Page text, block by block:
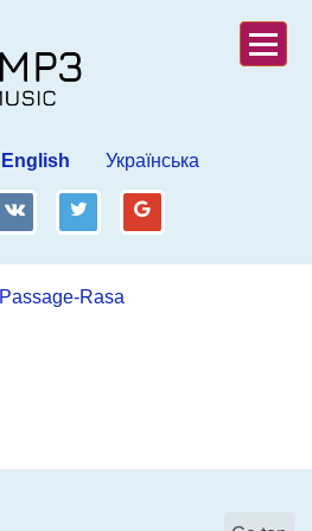
English Українська
vk tw gp
Passage-Rasa